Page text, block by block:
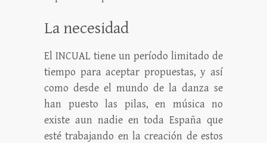
La necesidad
El INCUAL tiene un período limitado de
tiempo para aceptar propuestas, y así
como desde el mundo de la danza se
han puesto las pilas, en música no
existe aun nadie en toda España que
esté trabajando en la creación de estos